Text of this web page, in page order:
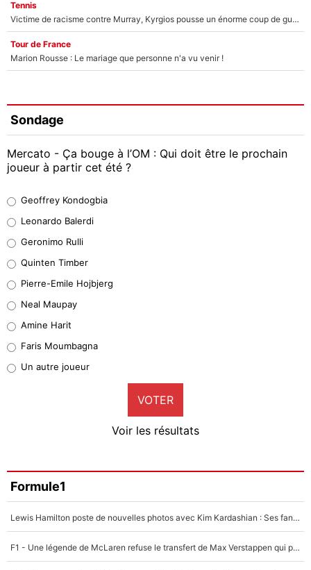
Tennis
Victime de racisme contre Murray, Kyrgios pousse un énorme coup de gueule !
Tour de France
Marion Rousse : Le mariage que personne n'a vu venir !
Sondage
Mercato - Ça bouge à l’OM : Qui doit être le prochain
joueur à partir cet été ?
37%
32%
5%
1%
8%
Faris Moumbagna
4%
Un autre joueur
5%
Geoffrey Kondogbia
Leonardo Balerdi
Geronimo Rulli
Quinten Timber
Pierre-Emile Hojbjerg
Neal Maupay
Amine Harit
Faris Moumbagna
Un autre joueur
VOTER
Voir les résultats
Formule1
Lewis Hamilton poste de nouvelles photos avec Kim Kardashian : Ses fans le voient déjà redevenir champion du monde de F1 grâce à elle !
F1 - Une légende de McLaren refuse le transfert de Max Verstappen qui pourrait «faire des vagues» et plomber l'ambiance dans l'équipe